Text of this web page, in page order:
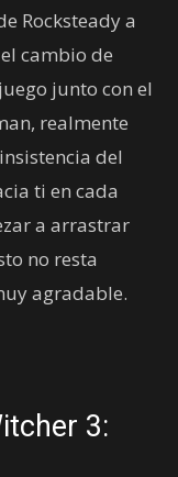
Rocksteady a
cambio de
junto con el
realmente
del
ti en cada
a arrastrar
no resta
agradable.
3: